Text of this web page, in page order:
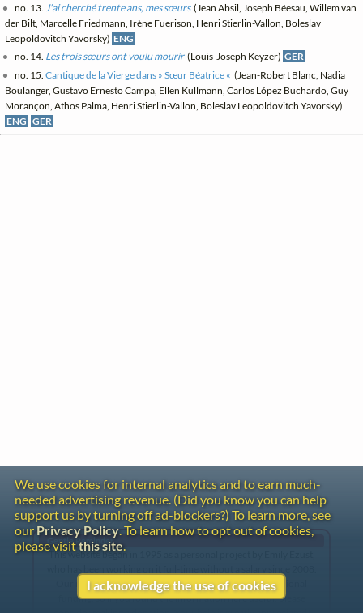
no. 13. J'ai cherché trente ans, mes sœurs(Jean Absil, Joseph Béesau, Willem van
der Bilt, Marcelle Friedmann, Irène Fuerison, Henri Stierlin-Vallon, Boleslav
Leopoldovitch Yavorsky) ENG
no. 14. Les trois sœurs ont voulu mourir(Louis-Joseph Keyzer) GER
no. 15.Cantique de la Vierge dans » Sœur Béatrice « (Jean-Robert Blanc, Nadia
Boulanger, Gustavo Ernesto Campa, Ellen Kullmann, Carlos López Buchardo, Guy
Morançon, Athos Palma, Henri Stierlin-Vallon, Boleslav Leopoldovitch Yavorsky)
ENG GER
Gentle Reminder
This website began in 1995 as a personal project by Emily Ezust,
Our research has never had any government or institutional
funding, so if you found the information here useful, please
We use cookies for internal analytics and to earn much-
needed advertising revenue. (Did you know you can help
support us by turning off ad-blockers?) To learn more, see
ourPrivacy Policy. To learn how to opt out of cookies,
please visitthis site.
I acknowledge the use of cookies